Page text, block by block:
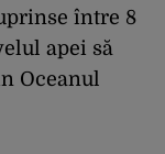
între 8
apei să
Oceanul